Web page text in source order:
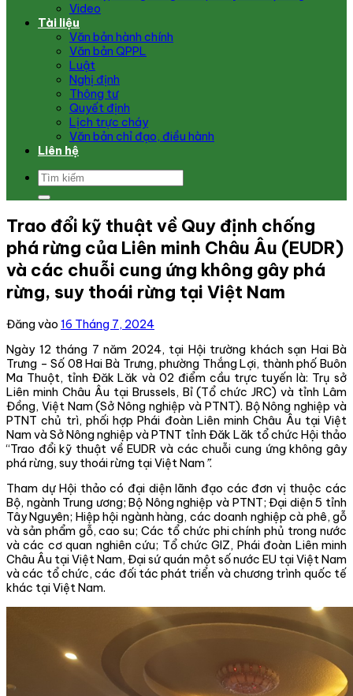
Video
Tài liệu
Văn bản hành chính
Văn bản QPPL
Luật
Nghị định
Thông tư
Quyết định
Lịch trực cháy
Văn bản chỉ đạo, điều hành
Liên hệ
Trao đổi kỹ thuật về Quy định chống
phá rừng của Liên minh Châu Âu (EUDR)
và các chuỗi cung ứng không gây phá
rừng, suy thoái rừng tại Việt Nam
Đăng vào 16 Tháng 7, 2024
Ngày 12 tháng 7 năm 2024, tại Hội trường khách sạn Hai Bà
Trưng – Số 08 Hai Bà Trưng, phường Thắng Lợi, thành phố Buôn
Ma Thuột, tỉnh Đăk Lăk và 02 điểm cầu trực tuyến là: Trụ sở
Liên minh Châu Âu tại Brussels, Bỉ (Tổ chức JRC) và tỉnh Lâm
Đồng, Việt Nam (Sở Nông nghiệp và PTNT). Bộ Nông nghiệp và
PTNT chủ trì, phối hợp Phái đoàn Liên minh Châu Âu tại Việt
Nam và Sở Nông nghiệp và PTNT tỉnh Đăk Lăk tổ chức Hội thảo
“Trao đổi kỹ thuật về EUDR và các chuỗi cung ứng không gây
phá rừng, suy thoái rừng tại Việt Nam”.
Tham dự Hội thảo có đại diện lãnh đạo các đơn vị thuộc các
Bộ, ngành Trung ương; Bộ Nông nghiệp và PTNT; Đại diện 5 tỉnh
Tây Nguyên; Hiệp hội ngành hàng, các doanh nghiệp cà phê, gỗ
và sản phẩm gỗ, cao su; Các tổ chức phi chính phủ trong nước
và các cơ quan nghiên cứu; Tổ chức GIZ, Phái đoàn Liên minh
Châu Âu tại Việt Nam, Đại sứ quán một số nước EU tại Việt Nam
và các tổ chức, các đối tác phát triển và chương trình quốc tế
khác tại Việt Nam.